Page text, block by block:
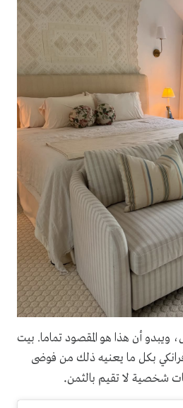
ويبدو أن هذا هو المقصود تماما. بيت
بكل ما يعنيه ذلك من فوضى
شخصية لا تقيم بالثمن.